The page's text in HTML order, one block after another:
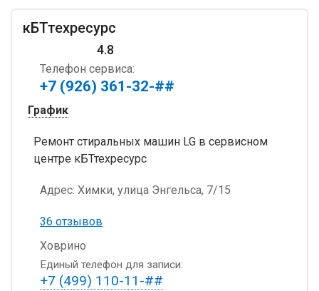
кБТтехресурс
4.8
Телефон сервиса:
+7 (926) 361-32-##
График
Ремонт стиральных машин LG в сервисном
центре кБТтехресурс
Адрес: Химки, улица Энгельса, 7/15
36 отзывов
Ховрино
Единый телефон для записи:
+7 (499) 110-11-##